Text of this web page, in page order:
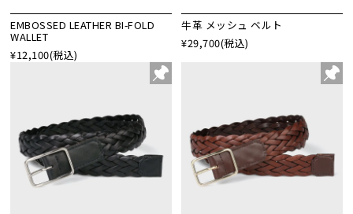
EMBOSSED LEATHER BI-FOLD
WALLET
¥12,100(税込)
牛革 メッシュ ベルト
¥29,700(税込)